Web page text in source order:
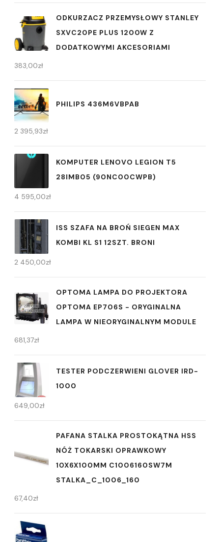
ODKURZACZ PRZEMYSŁOWY STANLEY
SXVC20PE PLUS 1200W Z
DODATKOWYMI AKCESORIAMI
383,00zł
PHILIPS 436M6VBPAB
2 395,93zł
KOMPUTER LENOVO LEGION T5
28IMB05 (90NC00CWPB)
4 595,00zł
ISS SZAFA NA BROŃ SIEGEN MAX
KOMBI KL S1 12SZT. BRONI
2 450,00zł
OPTOMA LAMPA DO PROJEKTORA
OPTOMA EP706S - ORYGINALNA
LAMPA W NIEORYGINALNYM MODULE
681,37zł
TESTER PODCZERWIENI GLOVER IRD-
1000
649,00zł
PAFANA STALKA PROSTOKĄTNA HSS
NÓŻ TOKARSKI OPRAWKOWY
10X6X100MM C1006160SW7M
STALKA_C_1006_160
67,40zł